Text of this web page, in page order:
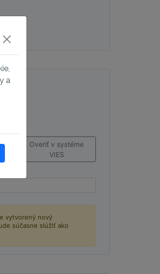
Overiť v systéme
VIES
vytvorený nový
súčasne slúžiť ako
a